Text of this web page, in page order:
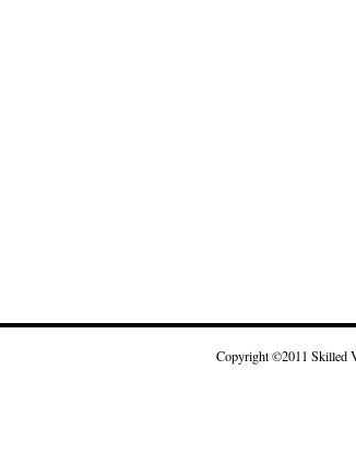
Copyright ©2011 Skilled